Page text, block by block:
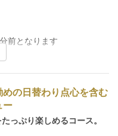
前となります
めの日替わり点心を含む
ー
っぷり楽しめるコース。